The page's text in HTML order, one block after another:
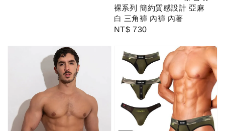
裸系列 簡約質感設計 亞麻
白 三角褲 內褲 內著
Regular
NT$ 730